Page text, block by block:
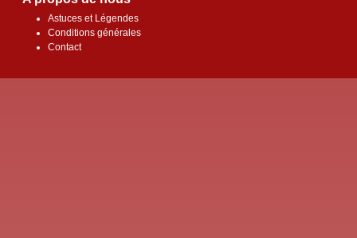
Astuces et Légendes
Conditions générales
Contact